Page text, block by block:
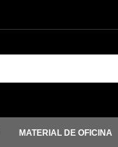
MATERIAL DE OFICINA